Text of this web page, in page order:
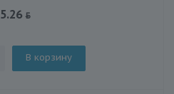
5.26
В корзину